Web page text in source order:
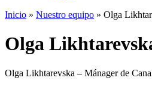
Inicio » Nuestro equipo » Olga
Olga
Olga Likhtarevska – Mánager de